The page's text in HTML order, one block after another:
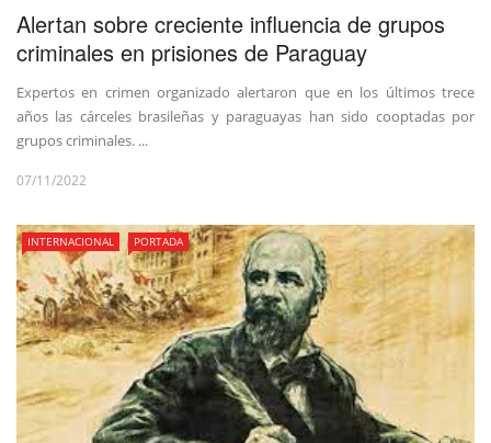
Alertan sobre creciente influencia de grupos
criminales en prisiones de Paraguay
Expertos en crimen organizado alertaron que en los últimos trece
años las cárceles brasileñas y paraguayas han sido cooptadas por
grupos criminales. ...
07/11/2022
INTERNACIONAL PORTADA